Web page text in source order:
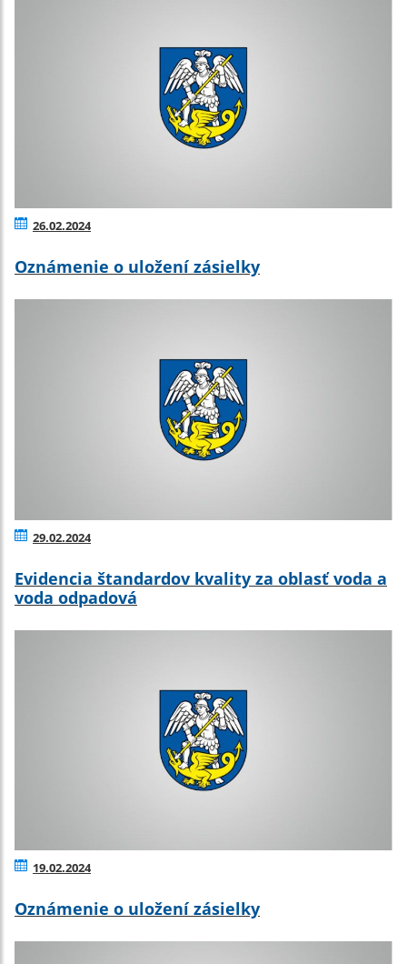
26.02.2024
Oznámenie o uložení zásielky
29.02.2024
Evidencia štandardov kvality za oblasť voda a
voda odpadová
19.02.2024
Oznámenie o uložení zásielky